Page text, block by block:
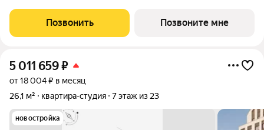
Жилой квартал «Бережно» это проект класса Бизнес,
созданный с уважением к городу и
Позвонить Позвоните мне
5 011 659₽
от 18 004 ₽ в месяц
26,1 м²
квартира-студия 7 этаж из 23
новостройка